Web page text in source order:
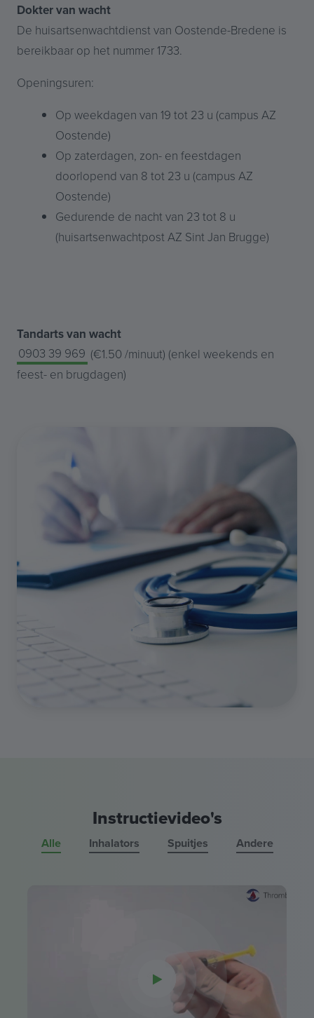
Dokter van wacht
De huisartsenwachtdienst van Oostende-Bredene is
bereikbaar op het nummer 1733.
Openingsuren:
Op weekdagen van 19 tot 23 u (campus AZ
Oostende)
Op zaterdagen, zon- en feestdagen
doorlopend van 8 tot 23 u (campus AZ
Oostende)
Gedurende de nacht van 23 tot 8 u
(huisartsenwachtpost AZ Sint Jan Brugge)
Tandarts van wacht
0903 39 969 (€1.50 /minuut) (enkel weekends en
feest- en brugdagen)
Instructievideo's
Alle Inhalators Spuitjes Andere